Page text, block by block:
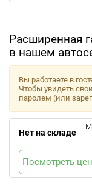
Расширенная
в нашем
Вы работаете в
Чтобы увидеть
паролем (или
Нет на складе
Посмотреть